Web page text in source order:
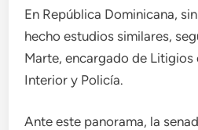
En República Dominicana,
hecho estudios similares,
Marte, encargado de
Interior y Policía.
Ante este panorama, la